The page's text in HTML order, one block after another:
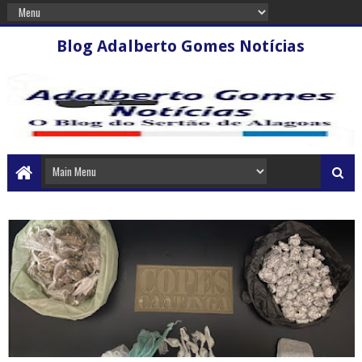
Blog Adalberto Gomes Notícias